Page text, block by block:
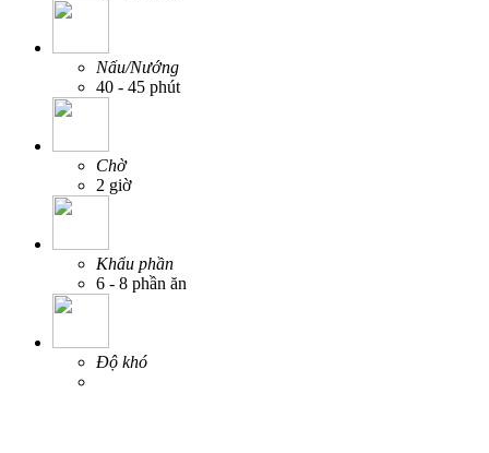
Nấu/Nướng
40 - 45 phút
Chờ
2 giờ
Khẩu phần
6 - 8 phần ăn
Độ khó